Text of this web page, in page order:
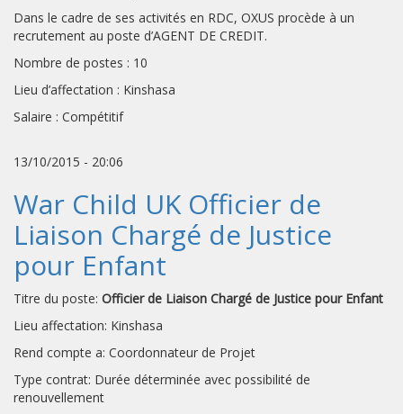
Dans le cadre de ses activités en RDC, OXUS procède à un
recrutement au poste d’AGENT DE CREDIT.
Nombre de postes : 10
Lieu d’affectation : Kinshasa
Salaire : Compétitif
13/10/2015 - 20:06
War Child UK Officier de
Liaison Chargé de Justice
pour Enfant
Titre du poste: Officier de Liaison Chargé de Justice pour Enfant
Lieu affectation: Kinshasa
Rend compte a: Coordonnateur de Projet
Type contrat: Durée déterminée avec possibilité de
renouvellement